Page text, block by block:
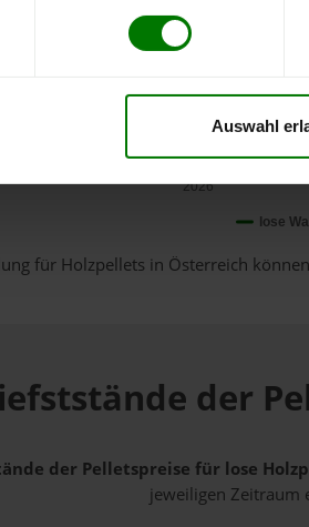
Auswahl
lose
2026
für Holzpellets in Österreich
der
der Pelletspreise für lose
jeweiligen Zeitraum